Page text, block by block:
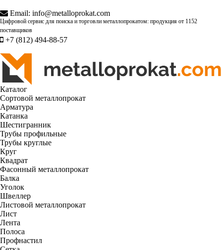
Email: info@metalloprokat.com
Цифровой сервис для поиска и торговли металлопрокатом: продукция от 1152
поставщиков
+7 (812) 494-88-57
Каталог
Сортовой металлопрокат
Арматура
Катанка
Шестигранник
Трубы профильные
Трубы круглые
Круг
Квадрат
Фасонный металлопрокат
Балка
Уголок
Швеллер
Листовой металлопрокат
Лист
Лента
Полоса
Профнастил